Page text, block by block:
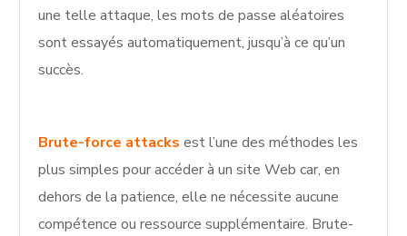
une telle attaque, les mots de passe aléatoires
sont essayés automatiquement, jusqu’à ce qu’un
succès.
Brute-force attacks est l’une des méthodes les
plus simples pour accéder à un site Web car, en
dehors de la patience, elle ne nécessite aucune
compétence ou ressource supplémentaire. Brute-